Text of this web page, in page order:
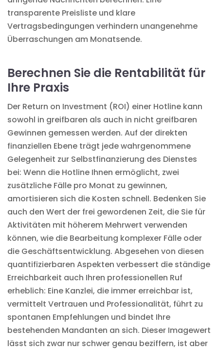
transparente Preisliste und klare
Vertragsbedingungen verhindern unangenehme
Überraschungen am Monatsende.
Berechnen Sie die Rentabilität für
Ihre Praxis
Der Return on Investment (ROI) einer Hotline kann
sowohl in greifbaren als auch in nicht greifbaren
Gewinnen gemessen werden. Auf der direkten
finanziellen Ebene trägt jede wahrgenommene
Gelegenheit zur Selbstfinanzierung des Dienstes
bei: Wenn die Hotline Ihnen ermöglicht, zwei
zusätzliche Fälle pro Monat zu gewinnen,
amortisieren sich die Kosten schnell. Bedenken Sie
auch den Wert der frei gewordenen Zeit, die Sie für
Aktivitäten mit höherem Mehrwert verwenden
können, wie die Bearbeitung komplexer Fälle oder
die Geschäftsentwicklung. Abgesehen von diesen
quantifizierbaren Aspekten verbessert die ständige
Erreichbarkeit auch Ihren professionellen Ruf
erheblich: Eine Kanzlei, die immer erreichbar ist,
vermittelt Vertrauen und Professionalität, führt zu
spontanen Empfehlungen und bindet Ihre
bestehenden Mandanten an sich. Dieser Imagewert
lässt sich zwar nur schwer genau beziffern, ist aber